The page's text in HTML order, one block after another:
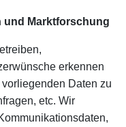
und Marktforschung
erkennen
Daten zu
etc. Wir